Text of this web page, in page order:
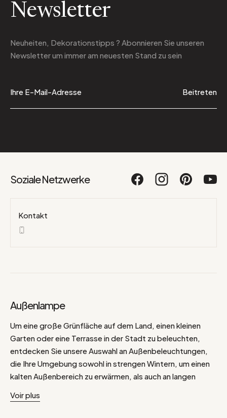
Newsletter
Neuheiten, Dekorationstipps ? Abonnieren Sie unseren
Newsletterum immer am neuesten Stand zu sein
Beitreten
Soziale Netzwerke
Kontakt
Außenlampe
Um eine große Grünfläche auf dem Land, einen kleinen
Garten oder eine Terrasse in der Stadt zu beleuchten,
entdecken Sie unsere Auswahl an Außenbeleuchtungen,
die Ihre Umgebung sowohl in strengen Wintern, um einen
kalten Außenbereich zu erwärmen, als auch an langen
einladende Ausstrahlung, schmücken werden. Decoclico
Voir plus